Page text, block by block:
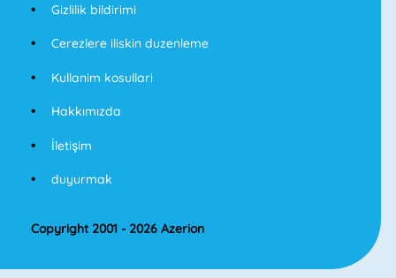
Gizlilik bildirimi
Cerezlere iliskin duzenleme
Kullanim kosullari
Hakkımızda
İletişim
duyurmak
Copyright 2001 - 2026 Azerion